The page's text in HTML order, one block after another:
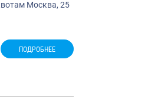
Москва, 25
ПОДРОБНЕЕ